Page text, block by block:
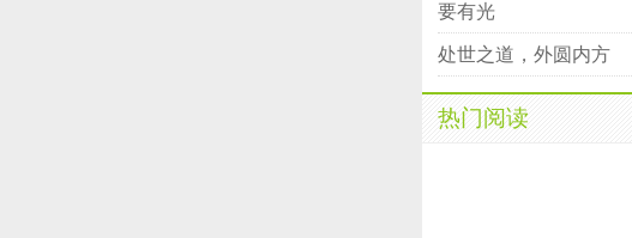
要有光
处世之道，外圆内方
热门阅读